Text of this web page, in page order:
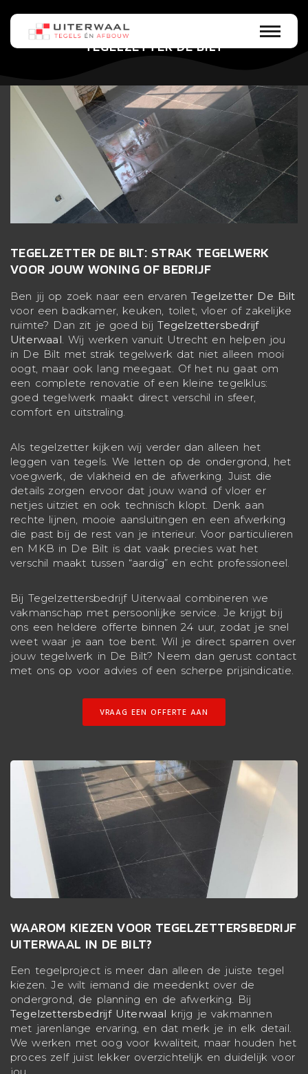
TEGELZETTER DE BILT
TEGELZETTER DE BILT: STRAK TEGELWERK
VOOR JOUW WONING OF BEDRIJF
Ben jij op zoek naar een ervarenTegelzetter De Bilt
voor een badkamer, keuken, toilet, vloer of zakelijke
ruimte? Dan zit je goed bijTegelzettersbedrijf
Uiterwaal . Wij werken vanuit Utrecht en helpen jou
in De Bilt met strak tegelwerk dat niet alleen mooi
oogt, maar ook lang meegaat. Of het nu gaat om
een complete renovatie of een kleine tegelklus:
goed tegelwerk maakt direct verschil in sfeer,
comfort en uitstraling.
Als tegelzetter kijken wij verder dan alleen het
leggen van tegels. We letten op de ondergrond, het
voegwerk, de vlakheid en de afwerking. Juist die
details zorgen ervoor dat jouw wand of vloer er
netjes uitziet en ook technisch klopt. Denk aan
rechte lijnen, mooie aansluitingen en een afwerking
die past bij de rest van je interieur. Voor particulieren
en MKB in De Bilt is dat vaak precies wat het
verschil maakt tussen “aardig” en echt professioneel.
Bij Tegelzettersbedrijf Uiterwaal combineren we
vakmanschap met persoonlijke service. Je krijgt bij
ons een heldere offerte binnen 24 uur, zodat je snel
weet waar je aan toe bent. Wil je direct sparren over
jouw tegelwerk in De Bilt? Neem dan gerust contact
met ons op voor advies of een scherpe prijsindicatie.
VRAAG EEN OFFERTE AAN
WAAROM KIEZEN VOOR TEGELZETTERSBEDRIJF
UITERWAAL IN DE BILT?
Een tegelproject is meer dan alleen de juiste tegel
kiezen. Je wilt iemand die meedenkt over de
ondergrond, de planning en de afwerking. Bij
Tegelzettersbedrijf Uiterwaal krijg je vakmannen
met jarenlange ervaring, en dat merk je in elk detail.
We werken met oog voor kwaliteit, maar houden het
proces zelf juist lekker overzichtelijk en duidelijk voor